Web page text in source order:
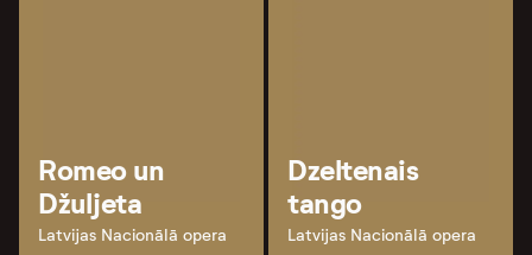
Romeo un
Džuljeta
Latvijas Nacionālā opera
Dzeltenais
tango
Latvijas Nacionālā opera